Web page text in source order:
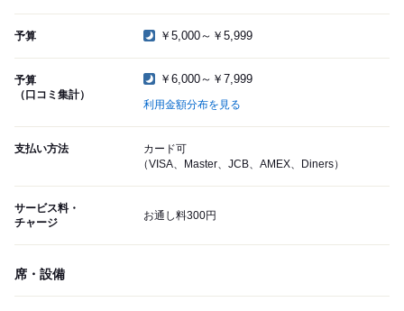
予算 ￥5,000～￥5,999
予算
（口コミ集計）
￥6,000～￥7,999
利用金額分布を見る
支払い方法
カード可
（VISA、Master、JCB、AMEX、Diners）
サービス料・
チャージ
お通し料300円
席・設備